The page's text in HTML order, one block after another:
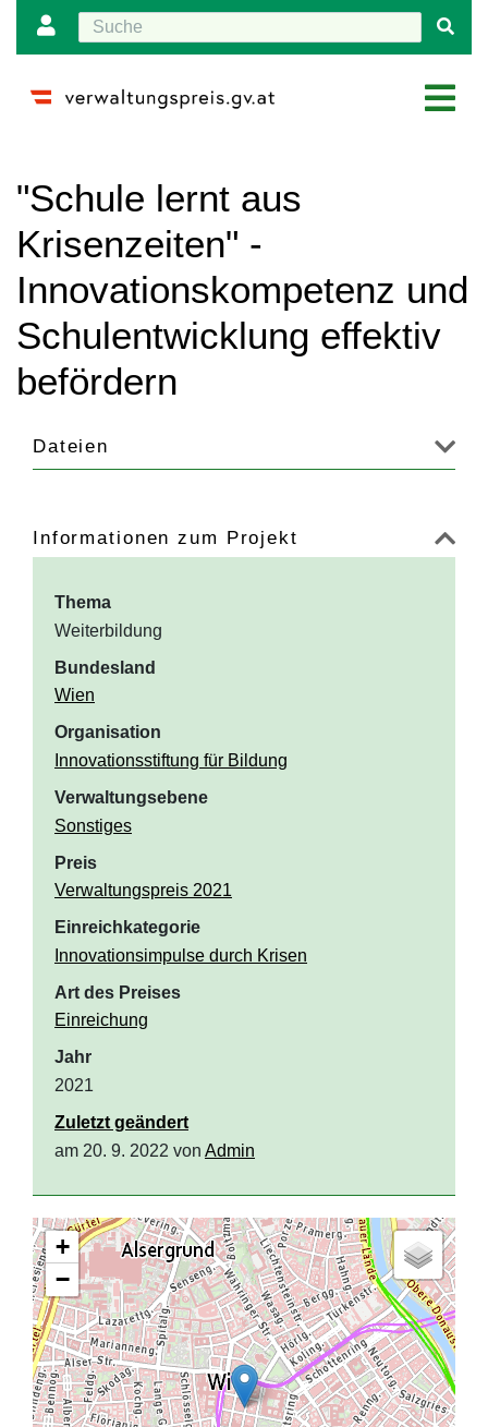
"Schule lernt aus
Krisenzeiten" -
Innovationskompetenz und
Schulentwicklung effektiv
befördern
Dateien
Informationen zum Projekt
Thema
Weiterbildung
Bundesland
Wien
Organisation
Innovationsstiftung für Bildung
Verwaltungsebene
Sonstiges
Preis
Verwaltungspreis 2021
Einreichkategorie
Innovationsimpulse durch Krisen
Art des Preises
Einreichung
Jahr
2021
Zuletzt geändert
am 20. 9. 2022 von Admin
+
−